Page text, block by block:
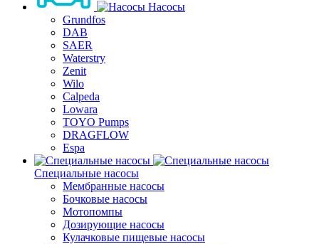
Насосы
Grundfos
DAB
SAER
Waterstry
Zenit
Wilo
Calpeda
Lowara
TOYO Pumps
DRAGFLOW
Espa
Специальные насосы
Мембранные насосы
Бочковые насосы
Мотопомпы
Дозирующие насосы
Кулачковые пищевые насосы